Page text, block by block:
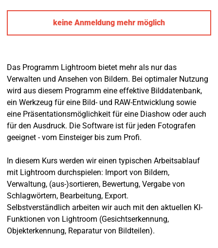
keine Anmeldung mehr möglich
Das Programm Lightroom bietet mehr als nur das
Verwalten und Ansehen von Bildern. Bei optimaler Nutzung
wird aus diesem Programm eine effektive Bilddatenbank,
ein Werkzeug für eine Bild- und RAW-Entwicklung sowie
eine Präsentationsmöglichkeit für eine Diashow oder auch
für den Ausdruck. Die Software ist für jeden Fotografen
geeignet - vom Einsteiger bis zum Profi.
In diesem Kurs werden wir einen typischen Arbeitsablauf
mit Lightroom durchspielen: Import von Bildern,
Verwaltung, (aus-)sortieren, Bewertung, Vergabe von
Schlagwörtern, Bearbeitung, Export.
Selbstverständlich arbeiten wir auch mit den aktuellen KI-
Funktionen von Lightroom (Gesichtserkennung,
Objekterkennung, Reparatur von Bildteilen).